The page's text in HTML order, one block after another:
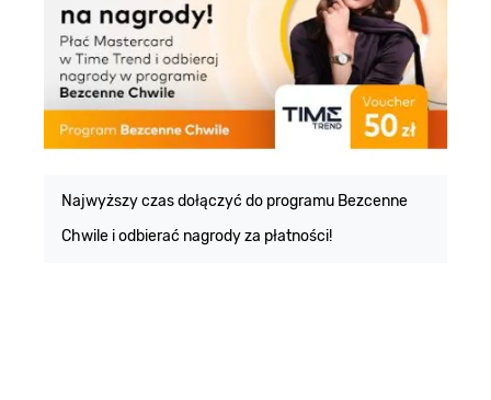
Najwyższy czas dołączyć do programu Bezcenne
Chwile i odbierać nagrody za płatności!